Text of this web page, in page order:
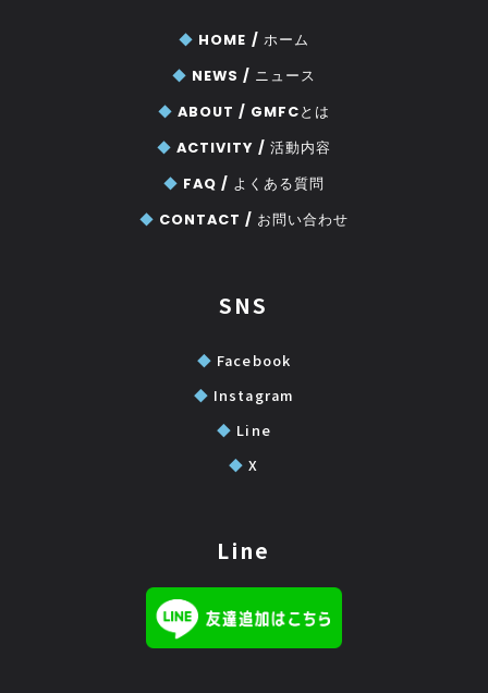
◆ HOME / ホーム
◆ NEWS / ニュース
◆ ABOUT / GMFCとは
◆ ACTIVITY / 活動内容
◆ FAQ / よくある質問
◆ CONTACT / お問い合わせ
SNS
◆ Facebook
◆ Instagram
◆ Line
◆ X
Line